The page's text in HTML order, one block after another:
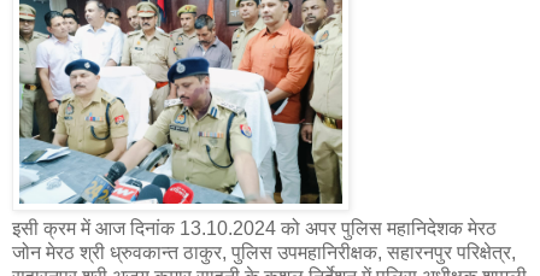
इसी क्रम में आज दिनांक 13.10.2024 को अपर पुलिस महानिदेशक मेरठ
जोन मेरठ श्री ध्रुवकान्त ठाकुर, पुलिस उपमहानिरीक्षक, सहारनपुर परिक्षेत्र,